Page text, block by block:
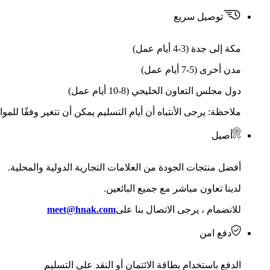
توصيل سريع
مكة إلى جدة (3-4 أيام عمل)
مدن أخرى (5-7 أيام عمل)
دول مجلس التعاون الخليجي (8-10 أيام عمل)
ملاحظة: يرجى الأنتباه أن أيام التسليم يمكن أن تتغير وفقًا
أصيل
أفضل منتجات الجودة من العلامات التجارية الدولية والمحلية.
لدينا تعاون مباشر مع جميع البائعين.
للانضمام ، يرجى الاتصال بنا علىmeet@hnak.com
دفع امن
الدفع باستخدام بطاقة الائتمان أو النقد على التسليم